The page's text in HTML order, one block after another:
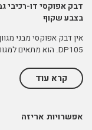
דבק אפוקסי דו-רכיבי
בצבע שקוף
DP105. הוא מתאים למגוון רחב של מצעים, כו
קרא עוד
אפשרויות אריזה